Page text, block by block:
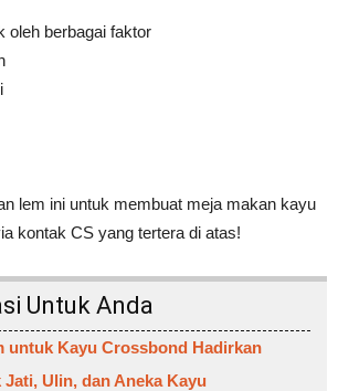
oleh berbagai faktor
lem ini untuk membuat meja makan kayu
kontak CS yang tertera di atas!
Untuk Anda
untuk Kayu Crossbond Hadirkan
Jati, Ulin, dan Aneka Kayu